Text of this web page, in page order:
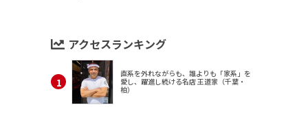
アクセスランキング
直系を外れながらも、誰よりも「家系」を
愛し、躍進し続ける名店 王道家（千葉・
柏）